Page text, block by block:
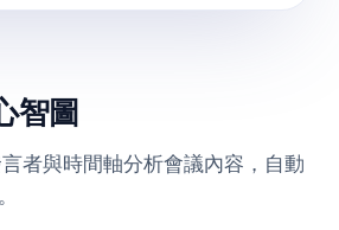
智圖
者與時間軸分析會議內容，自動